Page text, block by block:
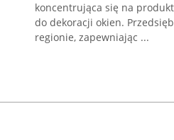
koncentrująca się na
do dekoracji okien.
regionie, zapewniając ...